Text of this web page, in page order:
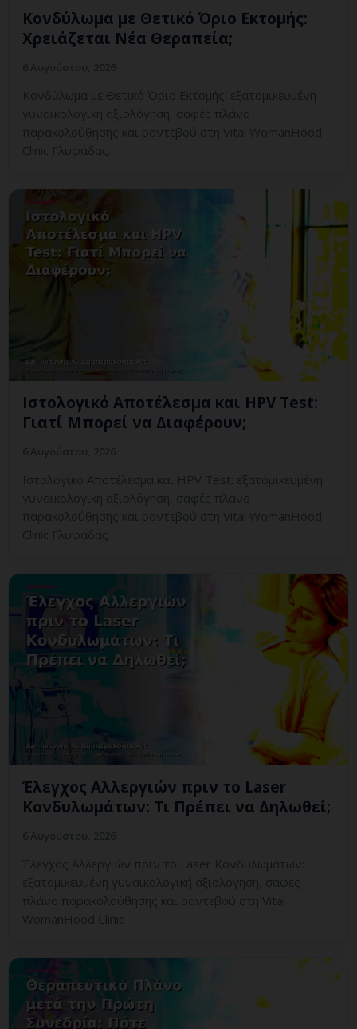
Κονδύλωμα με Θετικό Όριο Εκτομής:
Χρειάζεται Νέα Θεραπεία;
Κονδύλωμα με Θετικό Όριο Εκτομής: εξατομικευμένη
γυναικολογική αξιολόγηση, σαφές πλάνο
παρακολούθησης και ραντεβού στη Vital WomanHood
Clinic Γλυφάδας.
Ιστολογικό Αποτέλεσμα και HPV Test:
Γιατί Μπορεί να Διαφέρουν;
Ιστολογικό Αποτέλεσμα και HPV Test: εξατομικευμένη
γυναικολογική αξιολόγηση, σαφές πλάνο
παρακολούθησης και ραντεβού στη Vital WomanHood
Clinic Γλυφάδας.
Έλεγχος Αλλεργιών πριν το Laser
Κονδυλωμάτων: Τι Πρέπει να Δηλωθεί;
Έλεγχος Αλλεργιών πριν το Laser Κονδυλωμάτων:
εξατομικευμένη γυναικολογική αξιολόγηση, σαφές
πλάνο παρακολούθησης και ραντεβού στη Vital
WomanHood Clinic